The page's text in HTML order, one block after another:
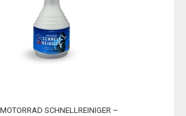
SCHNELLREINIGER –